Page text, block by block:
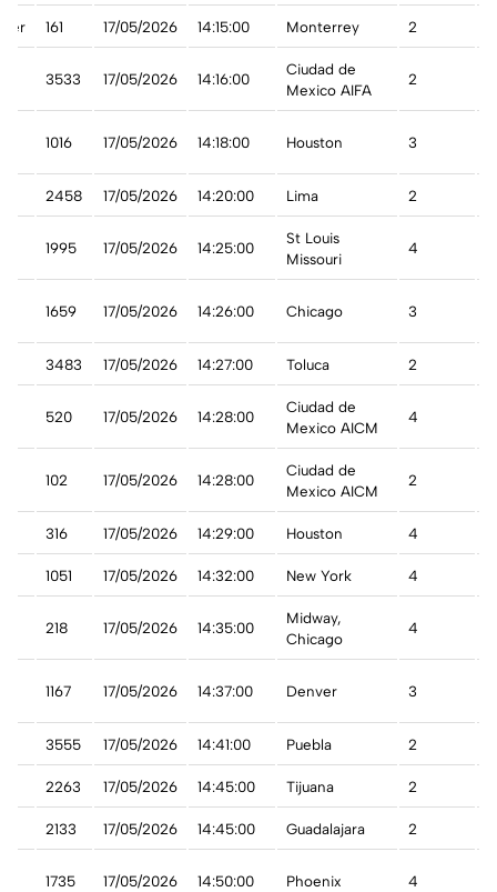
161 17/05/2026 14:15:00 Monterrey 2
3533 17/05/2026 14:16:00
Ciudad de
Mexico AIFA
2
1016 17/05/2026 14:18:00 Houston 3
2458 17/05/2026 14:20:00 Lima 2
1995 17/05/2026 14:25:00
St Louis
Missouri
4
1659 17/05/2026 14:26:00 Chicago 3
3483 17/05/2026 14:27:00 Toluca 2
520 17/05/2026 14:28:00
Ciudad de
Mexico AICM
4
102 17/05/2026 14:28:00
Ciudad de
Mexico AICM
2
316 17/05/2026 14:29:00 Houston 4
1051 17/05/2026 14:32:00 New York 4
218 17/05/2026 14:35:00
Midway,
Chicago
4
1167 17/05/2026 14:37:00 Denver 3
3555 17/05/2026 14:41:00 Puebla 2
2263 17/05/2026 14:45:00 Tijuana 2
2133 17/05/2026 14:45:00 Guadalajara 2
1735 17/05/2026 14:50:00 Phoenix 4